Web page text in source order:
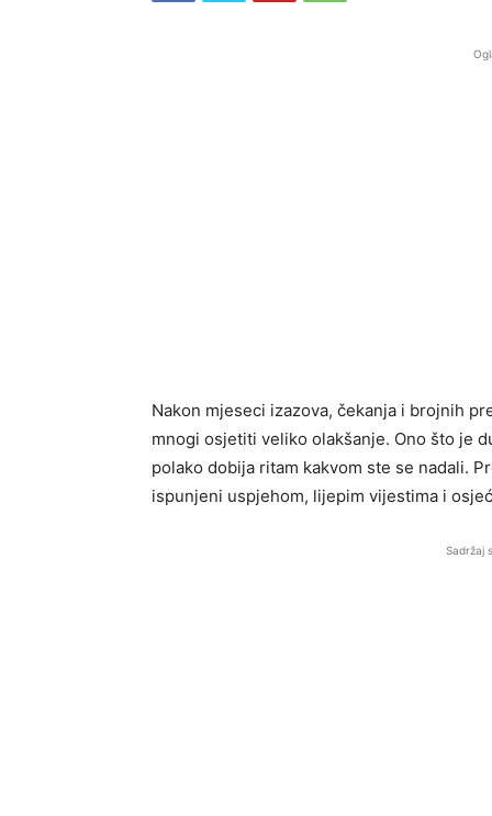
Nakon mjeseci izazova, čekanja i brojnih
mnogi osjetiti veliko olakšanje. Ono što je
polako dobija ritam kakvom ste se nadali.
ispunjeni uspjehom, lijepim vijestima i
Sadržaj